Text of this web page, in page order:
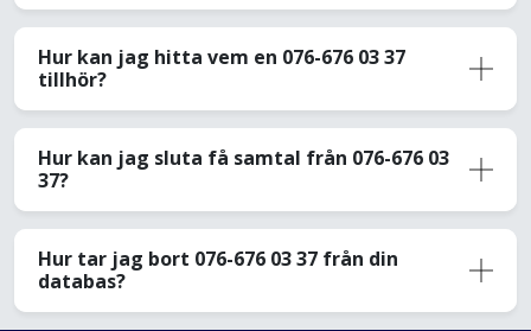
Hur kan jag hitta vem en 076-676 03 37
tillhör?
Hur kan jag sluta få samtal från 076-676 03
37?
Hur tar jag bort 076-676 03 37 från din
databas?